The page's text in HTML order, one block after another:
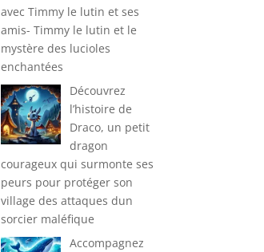
avec Timmy le lutin et ses
amis- Timmy le lutin et le
mystère des lucioles
enchantées
Découvrez
l’histoire de
Draco, un petit
dragon
courageux qui surmonte ses
peurs pour protéger son
village des attaques dun
sorcier maléfique
Accompagnez